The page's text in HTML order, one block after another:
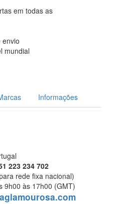
em todas as
envio
mundial
Informações
223 234 702
rede fixa nacional)
9h00 às 17h00 (GMT)